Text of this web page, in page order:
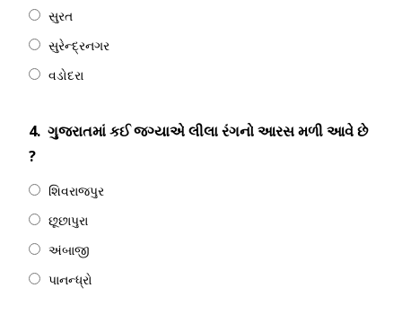
સુરત
સુરેન્દ્રનગર
વડોદરા
4. ગુજરાતમાં કઈ જગ્યાએ લીલા રંગનો આરસ મળી આવે છે
?
શિવરાજપુર
છૂછાપુરા
અંબાજી
પાનન્ધ્રો